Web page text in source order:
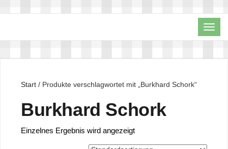
Start / Produkte verschlagwortet mit „Burkhard Schork“
Burkhard Schork
Einzelnes Ergebnis wird angezeigt